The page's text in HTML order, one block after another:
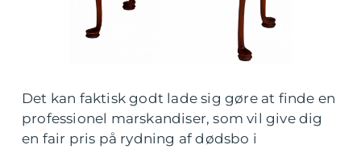
Det kan faktisk godt lade sig gøre at finde en
professionel marskandiser, som vil give dig
en fair pris på rydning af dødsbo i